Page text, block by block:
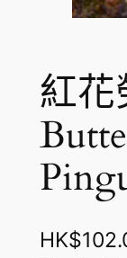
紅花
HK$